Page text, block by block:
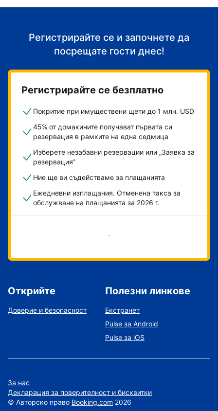
Регистрирайте се и започнете да
посрещате гости днес!
Регистрирайте се безплатно
Покритие при имуществени щети до 1 млн. USD
45% от домакините получават първата си
резервация в рамките на една седмица
Изберете незабавни резервации или „Заявка за
резервация“
Ние ще ви съдействаме за плащанията
Ежедневни изплащания. Отменена такса за
обслужване на плащанията за 2026 г.
Начало
Открийте
Доверие и безопасност
Полезни линкове
Екстранет
Pulse за Android
Pulse за iOS
За нас
Декларация за поверителност и бисквитки
© Авторско право Booking.com 2026